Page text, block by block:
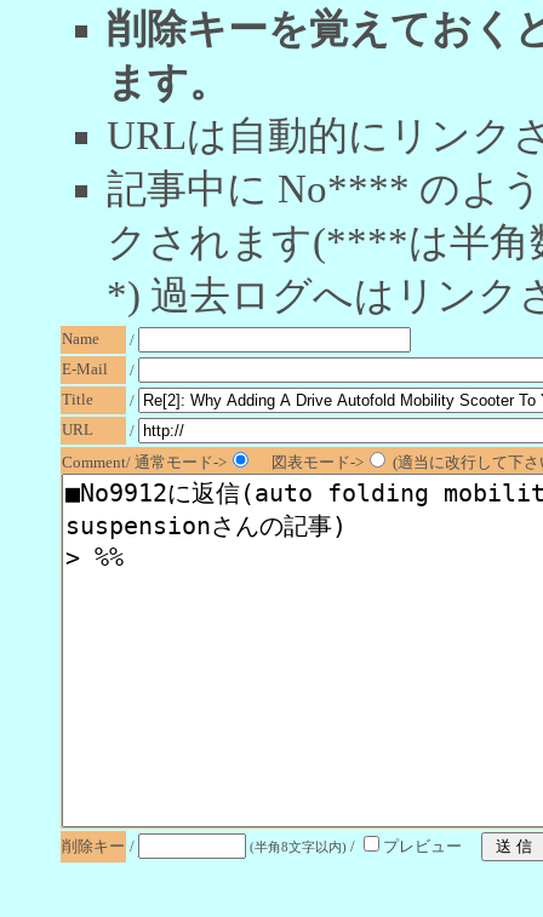
削除キーを覚えておく
ます。
URLは自動的にリンク
記事中に No**** のよ
クされます(****は半角
*) 過去ログへはリンク
Name
/
E-Mail
/
Title
/
URL
/
Comment/ 通常モード->
図表モード-> (適当に改行して下
削除キー / (半角8文字以内) / プレビュー